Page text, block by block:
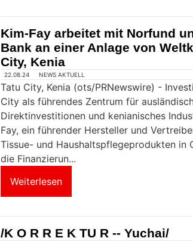
Kim-Fay arbeitet mit Norfund
Bank an einer Anlage von
City, Kenia
22.08.24 NEWS AKTUELL
Tatu City, Kenia (ots/PRNewswire) -
City als führendes Zentrum für
Direktinvestitionen und kenianisches
Fay, ein führender Hersteller und
Tissue- und Haushaltspflegeprodukten in
die Finanzierun...
Weiterlesen
/K O R R E K TU R -- Yuchai/